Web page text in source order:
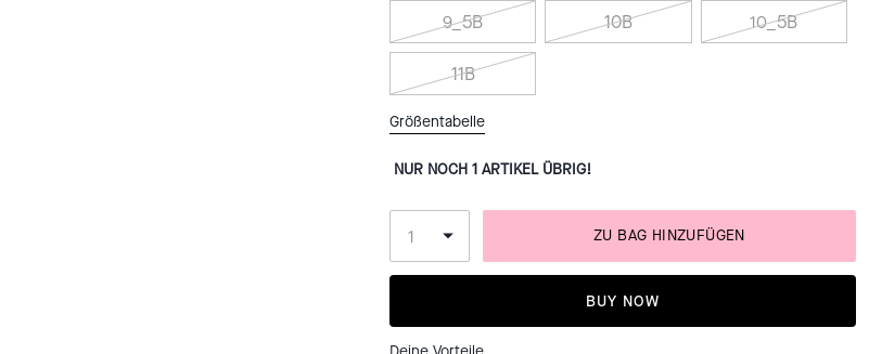
9_5B 10B 10_5B
11B
Größentabelle
NUR NOCH 1 ARTIKEL ÜBRIG!
ZU BAG HINZUFÜGEN
BUY NOW